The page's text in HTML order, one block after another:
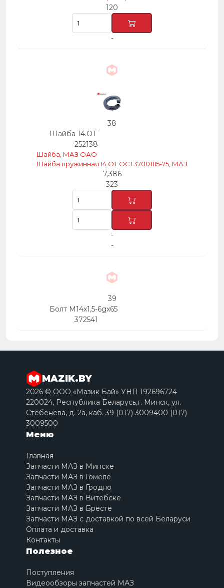
120
-
38
Шайба 14.ОТ
252138
Шайба, МАЗ ОАО
Шайба пружинная 14 ОТ ОСТ37001115-75, МАЗ
7,386
323
-
-
39
Болт М14х1,5-6gх65
372541
MAZIK.BY
2026 © ООО «Мазик Бай» УНП 192696724
220024, Республика Беларусь,г. Минск, ул.
Стебенёва, д. 2a, каб. 39 (017) 3009400 (017)
3009500
Меню
Главная
Запчасти МАЗ в Минске
Запчасти МАЗ в Гомеле
Запчасти МАЗ в Гродно
Запчасти МАЗ в Витебске
Запчасти МАЗ в Бресте
Запчасти МАЗ с доставкой по всей Беларуси
Оплата и доставка
Контакты
Полезное
Поступления
Видеообзоры запчастей МАЗ